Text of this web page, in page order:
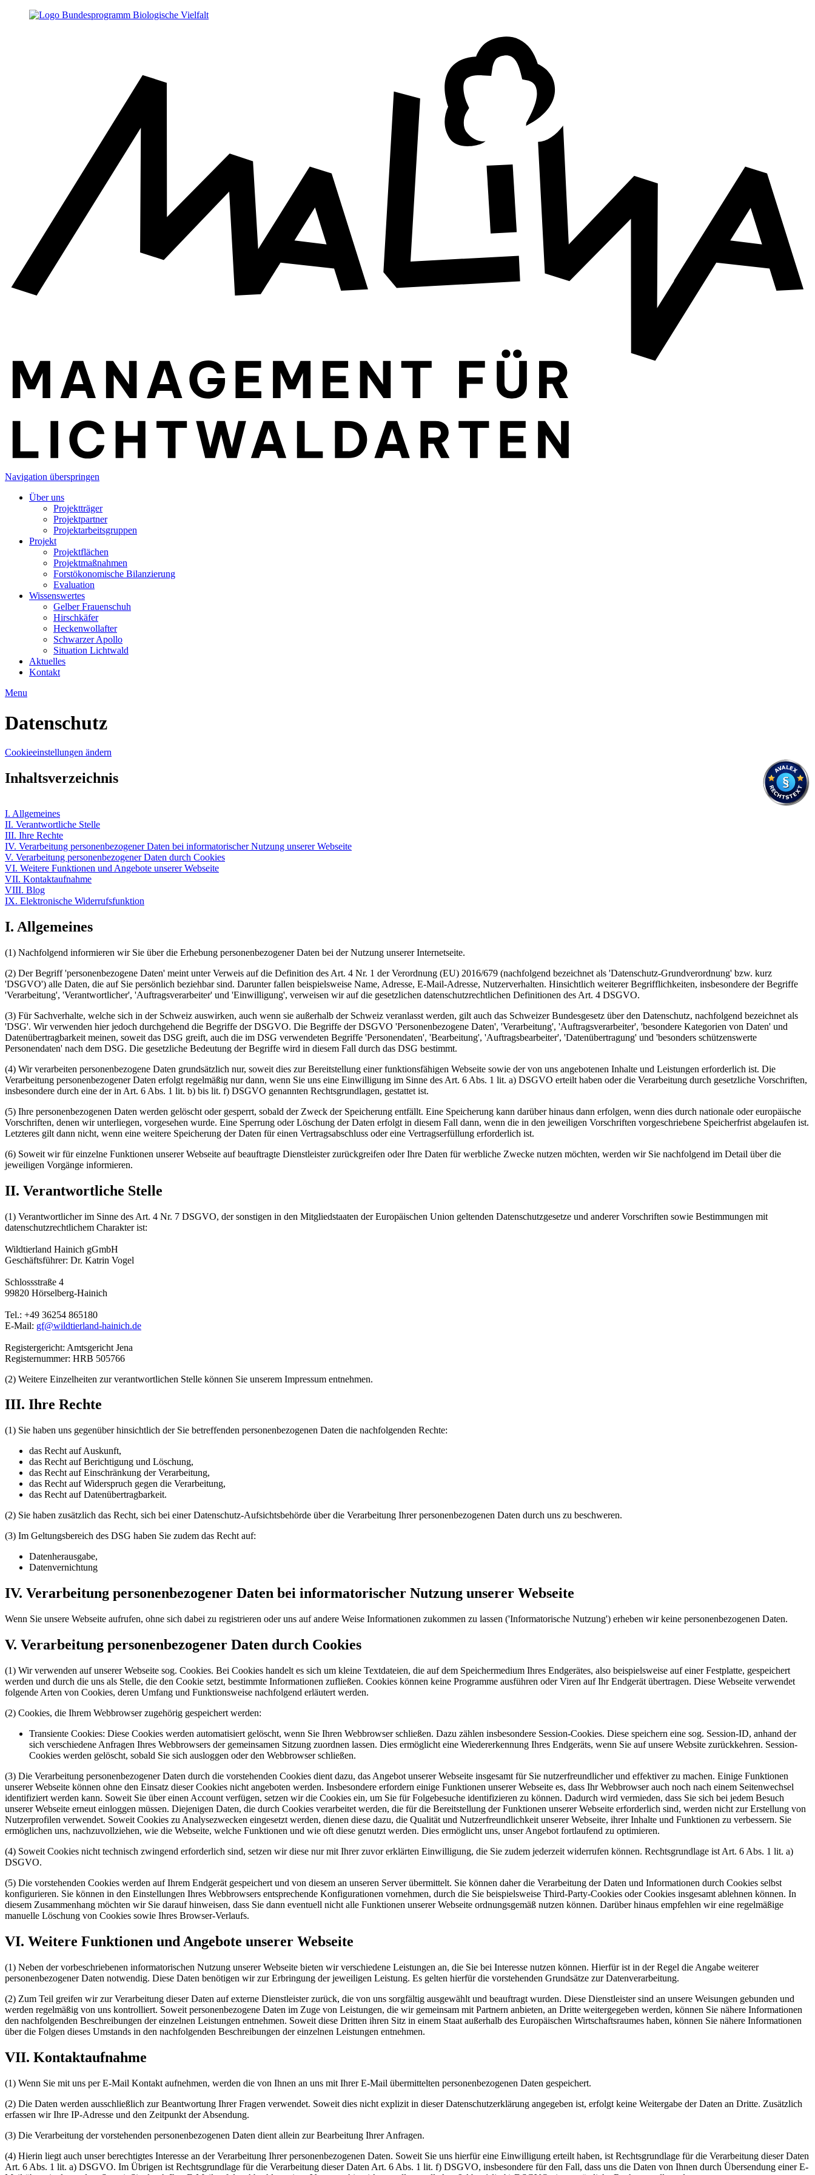
Navigation überspringen
Über uns
Projektträger
Projektpartner
Projektarbeitsgruppen
Projekt
Projektflächen
Projektmaßnahmen
Forstökonomische Bilanzierung
Evaluation
Wissenswertes
Gelber Frauenschuh
Hirschkäfer
Heckenwollafter
Schwarzer Apollo
Situation Lichtwald
Aktuelles
Kontakt
Menu
Datenschutz
Cookieeinstellungen ändern
Inhaltsverzeichnis
I. Allgemeines
II. Verantwortliche Stelle
III. Ihre Rechte
IV. Verarbeitung personenbezogener Daten bei informatorischer Nutzung unserer Webseite
V. Verarbeitung personenbezogener Daten durch Cookies
VI. Weitere Funktionen und Angebote unserer Webseite
VII. Kontaktaufnahme
VIII. Blog
IX. Elektronische Widerrufsfunktion
I. Allgemeines
(1) Nachfolgend informieren wir Sie über die Erhebung personenbezogener Daten bei der Nutzung unserer Internetseite.
(2) Der Begriff 'personenbezogene Daten' meint unter Verweis auf die Definition des Art. 4 Nr. 1 der Verordnung (EU) 2016/679 (nachfolgend bezeichnet als 'Datenschutz-Grundverordnung' bzw. kurz
'DSGVO') alle Daten, die auf Sie persönlich beziehbar sind. Darunter fallen beispielsweise Name, Adresse, E-Mail-Adresse, Nutzerverhalten. Hinsichtlich weiterer Begrifflichkeiten, insbesondere der Begriffe
'Verarbeitung', 'Verantwortlicher', 'Auftragsverarbeiter' und 'Einwilligung', verweisen wir auf die gesetzlichen datenschutzrechtlichen Definitionen des Art. 4 DSGVO.
(3) Für Sachverhalte, welche sich in der Schweiz auswirken, auch wenn sie außerhalb der Schweiz veranlasst werden, gilt auch das Schweizer Bundesgesetz über den Datenschutz, nachfolgend bezeichnet als
'DSG'. Wir verwenden hier jedoch durchgehend die Begriffe der DSGVO. Die Begriffe der DSGVO 'Personenbezogene Daten', 'Verarbeitung', 'Auftragsverarbeiter', 'besondere Kategorien von Daten' und
Datenübertragbarkeit meinen, soweit das DSG greift, auch die im DSG verwendeten Begriffe 'Personendaten', 'Bearbeitung', 'Auftragsbearbeiter', 'Datenübertragung' und 'besonders schützenswerte
Personendaten' nach dem DSG. Die gesetzliche Bedeutung der Begriffe wird in diesem Fall durch das DSG bestimmt.
(4) Wir verarbeiten personenbezogene Daten grundsätzlich nur, soweit dies zur Bereitstellung einer funktionsfähigen Webseite sowie der von uns angebotenen Inhalte und Leistungen erforderlich ist. Die
Verarbeitung personenbezogener Daten erfolgt regelmäßig nur dann, wenn Sie uns eine Einwilligung im Sinne des Art. 6 Abs. 1 lit. a) DSGVO erteilt haben oder die Verarbeitung durch gesetzliche Vorschriften,
insbesondere durch eine der in Art. 6 Abs. 1 lit. b) bis lit. f) DSGVO genannten Rechtsgrundlagen, gestattet ist.
(5) Ihre personenbezogenen Daten werden gelöscht oder gesperrt, sobald der Zweck der Speicherung entfällt. Eine Speicherung kann darüber hinaus dann erfolgen, wenn dies durch nationale oder europäische
Vorschriften, denen wir unterliegen, vorgesehen wurde. Eine Sperrung oder Löschung der Daten erfolgt in diesem Fall dann, wenn die in den jeweiligen Vorschriften vorgeschriebene Speicherfrist abgelaufen ist.
Letzteres gilt dann nicht, wenn eine weitere Speicherung der Daten für einen Vertragsabschluss oder eine Vertragserfüllung erforderlich ist.
(6) Soweit wir für einzelne Funktionen unserer Webseite auf beauftragte Dienstleister zurückgreifen oder Ihre Daten für werbliche Zwecke nutzen möchten, werden wir Sie nachfolgend im Detail über die
jeweiligen Vorgänge informieren.
II. Verantwortliche Stelle
(1) Verantwortlicher im Sinne des Art. 4 Nr. 7 DSGVO, der sonstigen in den Mitgliedstaaten der Europäischen Union geltenden Datenschutzgesetze und anderer Vorschriften sowie Bestimmungen mit
datenschutzrechtlichem Charakter ist:
Wildtierland Hainich gGmbH
Geschäftsführer: Dr. Katrin Vogel
Schlossstraße 4
99820 Hörselberg-Hainich
Tel.: +49 36254 865180
E-Mail: gf@wildtierland-hainich.de
Registergericht: Amtsgericht Jena
Registernummer: HRB 505766
(2) Weitere Einzelheiten zur verantwortlichen Stelle können Sie unserem Impressum entnehmen.
III. Ihre Rechte
(1) Sie haben uns gegenüber hinsichtlich der Sie betreffenden personenbezogenen Daten die nachfolgenden Rechte:
das Recht auf Auskunft,
das Recht auf Berichtigung und Löschung,
das Recht auf Einschränkung der Verarbeitung,
das Recht auf Widerspruch gegen die Verarbeitung,
das Recht auf Datenübertragbarkeit.
(2) Sie haben zusätzlich das Recht, sich bei einer Datenschutz-Aufsichtsbehörde über die Verarbeitung Ihrer personenbezogenen Daten durch uns zu beschweren.
(3) Im Geltungsbereich des DSG haben Sie zudem das Recht auf:
Datenherausgabe,
Datenvernichtung
IV. Verarbeitung personenbezogener Daten bei informatorischer Nutzung unserer Webseite
Wenn Sie unsere Webseite aufrufen, ohne sich dabei zu registrieren oder uns auf andere Weise Informationen zukommen zu lassen ('Informatorische Nutzung') erheben wir keine personenbezogenen Daten.
V. Verarbeitung personenbezogener Daten durch Cookies
(1) Wir verwenden auf unserer Webseite sog. Cookies. Bei Cookies handelt es sich um kleine Textdateien, die auf dem Speichermedium Ihres Endgerätes, also beispielsweise auf einer Festplatte, gespeichert
werden und durch die uns als Stelle, die den Cookie setzt, bestimmte Informationen zufließen. Cookies können keine Programme ausführen oder Viren auf Ihr Endgerät übertragen. Diese Webseite verwendet
folgende Arten von Cookies, deren Umfang und Funktionsweise nachfolgend erläutert werden.
(2) Cookies, die Ihrem Webbrowser zugehörig gespeichert werden:
Transiente Cookies: Diese Cookies werden automatisiert gelöscht, wenn Sie Ihren Webbrowser schließen. Dazu zählen insbesondere Session-Cookies. Diese speichern eine sog. Session-ID, anhand der
sich verschiedene Anfragen Ihres Webbrowsers der gemeinsamen Sitzung zuordnen lassen. Dies ermöglicht eine Wiedererkennung Ihres Endgeräts, wenn Sie auf unsere Website zurückkehren. Session-
Cookies werden gelöscht, sobald Sie sich ausloggen oder den Webbrowser schließen.
(3) Die Verarbeitung personenbezogener Daten durch die vorstehenden Cookies dient dazu, das Angebot unserer Webseite insgesamt für Sie nutzerfreundlicher und effektiver zu machen. Einige Funktionen
unserer Webseite können ohne den Einsatz dieser Cookies nicht angeboten werden. Insbesondere erfordern einige Funktionen unserer Webseite es, dass Ihr Webbrowser auch noch nach einem Seitenwechsel
identifiziert werden kann. Soweit Sie über einen Account verfügen, setzen wir die Cookies ein, um Sie für Folgebesuche identifizieren zu können. Dadurch wird vermieden, dass Sie sich bei jedem Besuch
unserer Webseite erneut einloggen müssen. Diejenigen Daten, die durch Cookies verarbeitet werden, die für die Bereitstellung der Funktionen unserer Webseite erforderlich sind, werden nicht zur Erstellung von
Nutzerprofilen verwendet. Soweit Cookies zu Analysezwecken eingesetzt werden, dienen diese dazu, die Qualität und Nutzerfreundlichkeit unserer Webseite, ihrer Inhalte und Funktionen zu verbessern. Sie
ermöglichen uns, nachzuvollziehen, wie die Webseite, welche Funktionen und wie oft diese genutzt werden. Dies ermöglicht uns, unser Angebot fortlaufend zu optimieren.
(4) Soweit Cookies nicht technisch zwingend erforderlich sind, setzen wir diese nur mit Ihrer zuvor erklärten Einwilligung, die Sie zudem jederzeit widerrufen können. Rechtsgrundlage ist Art. 6 Abs. 1 lit. a)
DSGVO.
(5) Die vorstehenden Cookies werden auf Ihrem Endgerät gespeichert und von diesem an unseren Server übermittelt. Sie können daher die Verarbeitung der Daten und Informationen durch Cookies selbst
konfigurieren. Sie können in den Einstellungen Ihres Webbrowsers entsprechende Konfigurationen vornehmen, durch die Sie beispielsweise Third-Party-Cookies oder Cookies insgesamt ablehnen können. In
diesem Zusammenhang möchten wir Sie darauf hinweisen, dass Sie dann eventuell nicht alle Funktionen unserer Webseite ordnungsgemäß nutzen können. Darüber hinaus empfehlen wir eine regelmäßige
manuelle Löschung von Cookies sowie Ihres Browser-Verlaufs.
VI. Weitere Funktionen und Angebote unserer Webseite
(1) Neben der vorbeschriebenen informatorischen Nutzung unserer Webseite bieten wir verschiedene Leistungen an, die Sie bei Interesse nutzen können. Hierfür ist in der Regel die Angabe weiterer
personenbezogener Daten notwendig. Diese Daten benötigen wir zur Erbringung der jeweiligen Leistung. Es gelten hierfür die vorstehenden Grundsätze zur Datenverarbeitung.
(2) Zum Teil greifen wir zur Verarbeitung dieser Daten auf externe Dienstleister zurück, die von uns sorgfältig ausgewählt und beauftragt wurden. Diese Dienstleister sind an unsere Weisungen gebunden und
werden regelmäßig von uns kontrolliert. Soweit personenbezogene Daten im Zuge von Leistungen, die wir gemeinsam mit Partnern anbieten, an Dritte weitergegeben werden, können Sie nähere Informationen
den nachfolgenden Beschreibungen der einzelnen Leistungen entnehmen. Soweit diese Dritten ihren Sitz in einem Staat außerhalb des Europäischen Wirtschaftsraumes haben, können Sie nähere Informationen
über die Folgen dieses Umstands in den nachfolgenden Beschreibungen der einzelnen Leistungen entnehmen.
VII. Kontaktaufnahme
(1) Wenn Sie mit uns per E-Mail Kontakt aufnehmen, werden die von Ihnen an uns mit Ihrer E-Mail übermittelten personenbezogenen Daten gespeichert.
(2) Die Daten werden ausschließlich zur Beantwortung Ihrer Fragen verwendet. Soweit dies nicht explizit in dieser Datenschutzerklärung angegeben ist, erfolgt keine Weitergabe der Daten an Dritte. Zusätzlich
erfassen wir Ihre IP-Adresse und den Zeitpunkt der Absendung.
(3) Die Verarbeitung der vorstehenden personenbezogenen Daten dient allein zur Bearbeitung Ihrer Anfragen.
(4) Hierin liegt auch unser berechtigtes Interesse an der Verarbeitung Ihrer personenbezogenen Daten. Soweit Sie uns hierfür eine Einwilligung erteilt haben, ist Rechtsgrundlage für die Verarbeitung dieser Daten
Art. 6 Abs. 1 lit. a) DSGVO. Im Übrigen ist Rechtsgrundlage für die Verarbeitung dieser Daten Art. 6 Abs. 1 lit. f) DSGVO, insbesondere für den Fall, dass uns die Daten von Ihnen durch Übersendung einer E-